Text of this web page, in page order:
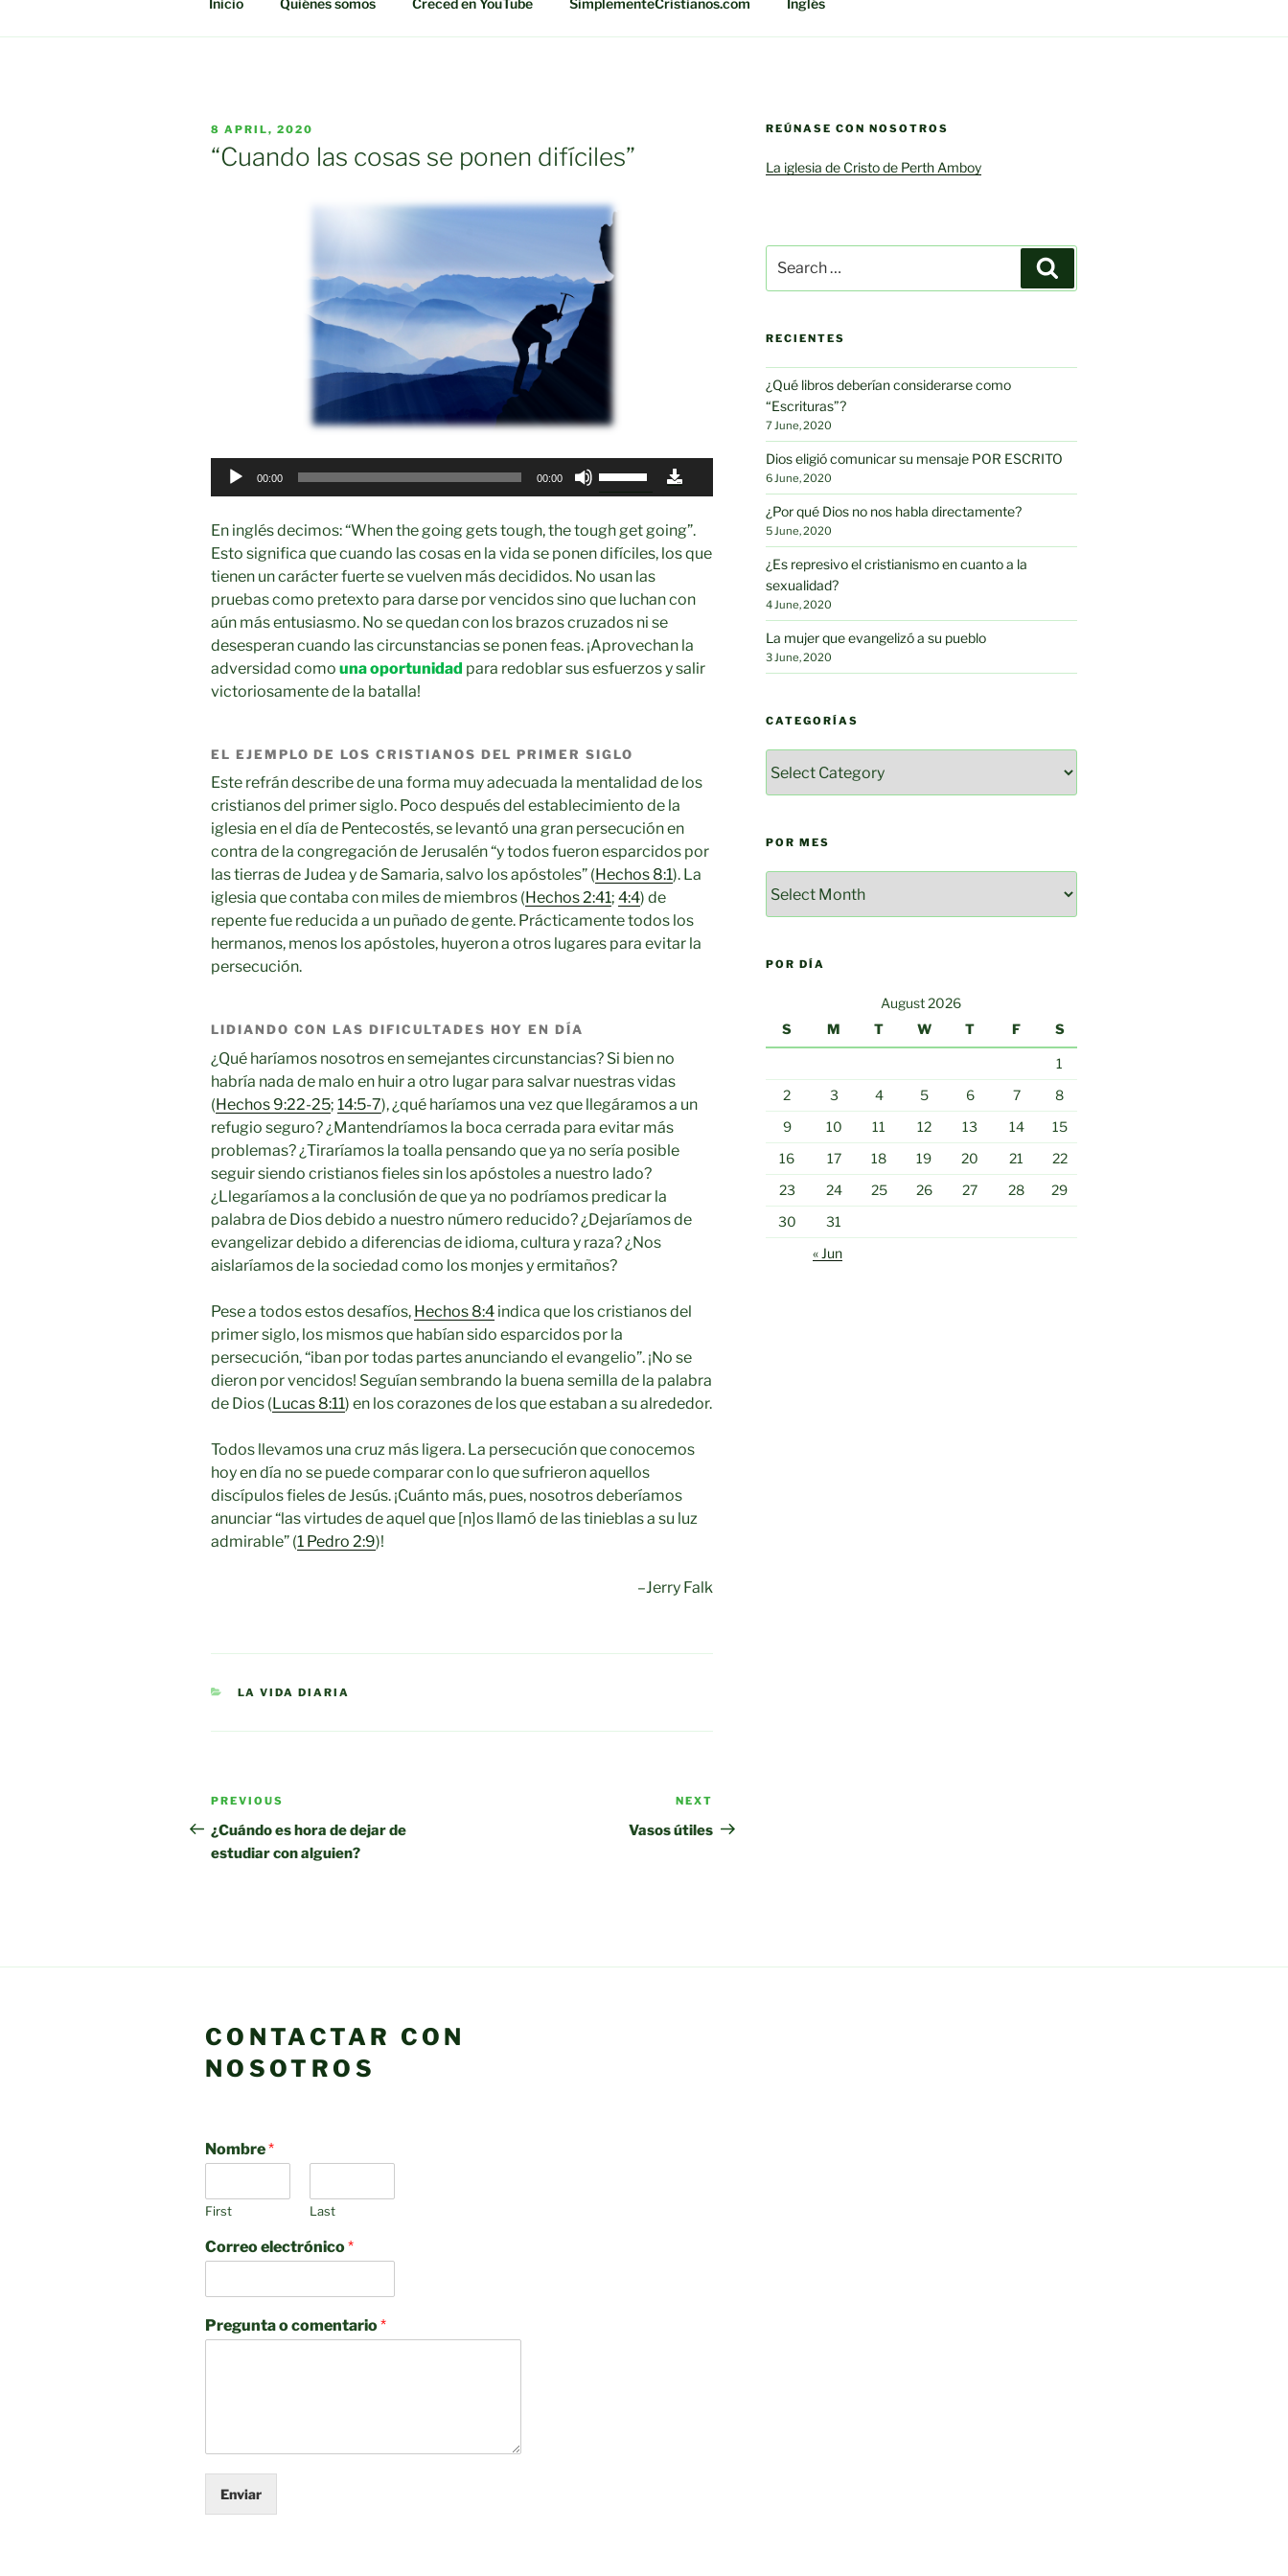
POSTED
ON
8 APRIL, 2020
“Cuando las cosas se ponen difíciles”
Audio
00:00 00:00
Up/Down
keys
to
increase
or
decrease
volume.
En inglés decimos: “When the going gets tough, the tough get going”.
Esto significa que cuando las cosas en la vida se ponen difíciles, los que
tienen un carácter fuerte se vuelven más decididos. No usan las
pruebas como pretexto para darse por vencidos sino que luchan con
aún más entusiasmo. No se quedan con los brazos cruzados ni se
desesperan cuando las circunstancias se ponen feas. ¡Aprovechan la
adversidad como una oportunidad para redoblar sus esfuerzos y salir
victoriosamente de la batalla!
EL EJEMPLO DE LOS CRISTIANOS DEL PRIMER SIGLO
Este refrán describe de una forma muy adecuada la mentalidad de los
cristianos del primer siglo. Poco después del establecimiento de la
iglesia en el día de Pentecostés, se levantó una gran persecución en
contra de la congregación de Jerusalén “y todos fueron esparcidos por
las tierras de Judea y de Samaria, salvo los apóstoles” (Hechos 8:1). La
iglesia que contaba con miles de miembros (Hechos 2:41; 4:4) de
repente fue reducida a un puñado de gente. Prácticamente todos los
hermanos, menos los apóstoles, huyeron a otros lugares para evitar la
persecución.
LIDIANDO CON LAS DIFICULTADES HOY EN DÍA
¿Qué haríamos nosotros en semejantes circunstancias? Si bien no
habría nada de malo en huir a otro lugar para salvar nuestras vidas
(Hechos 9:22-25; 14:5-7), ¿qué haríamos una vez que llegáramos a un
refugio seguro? ¿Mantendríamos la boca cerrada para evitar más
problemas? ¿Tiraríamos la toalla pensando que ya no sería posible
seguir siendo cristianos fieles sin los apóstoles a nuestro lado?
¿Llegaríamos a la conclusión de que ya no podríamos predicar la
palabra de Dios debido a nuestro número reducido? ¿Dejaríamos de
evangelizar debido a diferencias de idioma, cultura y raza? ¿Nos
aislaríamos de la sociedad como los monjes y ermitaños?
Pese a todos estos desafíos, Hechos 8:4 indica que los cristianos del
primer siglo, los mismos que habían sido esparcidos por la
persecución, “iban por todas partes anunciando el evangelio”. ¡No se
dieron por vencidos! Seguían sembrando la buena semilla de la palabra
de Dios (Lucas 8:11) en los corazones de los que estaban a su alrededor.
Todos llevamos una cruz más ligera. La persecución que conocemos
hoy en día no se puede comparar con lo que sufrieron aquellos
discípulos fieles de Jesús. ¡Cuánto más, pues, nosotros deberíamos
anunciar “las virtudes de aquel que [n]os llamó de las tinieblas a su luz
admirable” (1 Pedro 2:9)!
–Jerry Falk
CATEGORIES
LA VIDA DIARIA
Post
navigation
Previous
Post
PREVIOUS
¿Cuándo es hora de dejar de
estudiar con alguien?
Post
NEXT
Vasos útiles
REÚNASE CON NOSOTROS
La iglesia de Cristo de Perth Amboy
for:
RECIENTES
¿Qué libros deberían considerarse como
“Escrituras”?
7 June, 2020
Dios eligió comunicar su mensaje POR ESCRITO
6 June, 2020
¿Por qué Dios no nos habla directamente?
5 June, 2020
¿Es represivo el cristianismo en cuanto a la
sexualidad?
4 June, 2020
La mujer que evangelizó a su pueblo
3 June, 2020
CATEGORÍAS
POR MES
mes
POR DÍA
August 2026
S
M T W T F S
1
2
3 4 5 6 7
8
9
10 11 12 13 14
15
16
17 18 19 20 21
22
23
24 25 26 27 28
29
30
31
« Jun
CONTACTAR CON
NOSOTROS
Nombre*
First Last
Correo electrónico*
Pregunta o comentario*
Enviar